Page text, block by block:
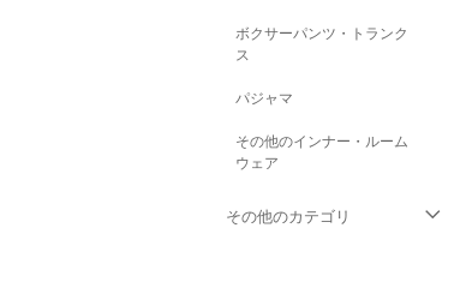
ボクサーパンツ・トランク
ス
パジャマ
その他のインナー・ルーム
ウェア
その他のカテゴリ